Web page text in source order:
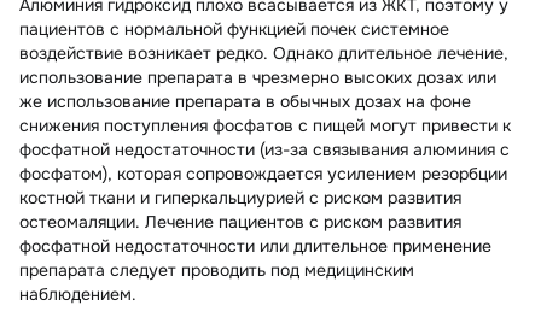
Алюминия гидроксид плохо всасывается из ЖКТ, поэтому у
пациентов с нормальной функцией почек системное
воздействие возникает редко. Однако длительное лечение,
использование препарата в чрезмерно высоких дозах или
же использование препарата в обычных дозах на фоне
снижения поступления фосфатов с пищей могут привести к
фосфатной недостаточности (из-за связывания алюминия с
фосфатом), которая сопровождается усилением резорбции
костной ткани и гиперкальциурией с риском развития
остеомаляции. Лечение пациентов с риском развития
фосфатной недостаточности или длительное применение
препарата следует проводить под медицинским
наблюдением.